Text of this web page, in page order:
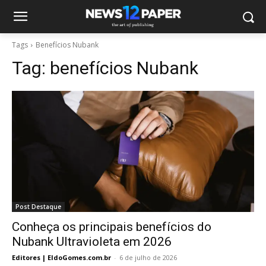
Tags Benefícios Nubank
Tag: benefícios Nubank
Post Destaque
Conheça os principais benefícios do
Nubank Ultravioleta em 2026
Editores | EldoGomes.com.br - 6 de julho de 2026